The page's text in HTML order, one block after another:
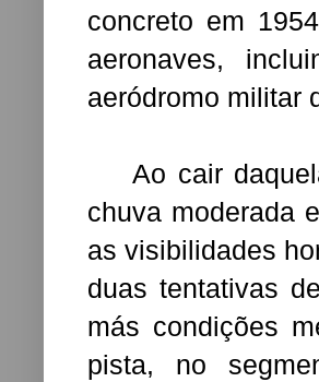
concreto em
aeronaves,
aeródromo militar
Ao cair
chuva moderada
as visibilidades
duas tentativas
más condições
pista, no